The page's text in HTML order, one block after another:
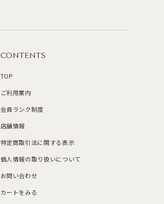
CONTENTS
TOP
ご利用案内
会員ランク制度
店舗情報
特定商取引法に関する表示
個人情報の取り扱いについて
お問い合わせ
カートをみる